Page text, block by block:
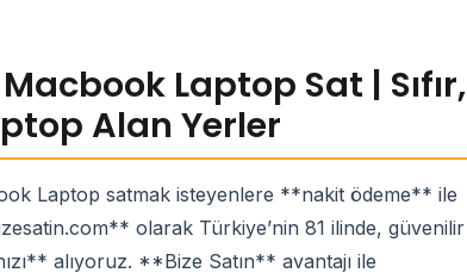
Laptop Sat | Sıfır,
Alan Yerler
Laptop satmak isteyenlere **nakit ödeme** ile
olarak Türkiye’nin 81 ilinde, güvenilir
alıyoruz. **Bize Satın** avantajı ile